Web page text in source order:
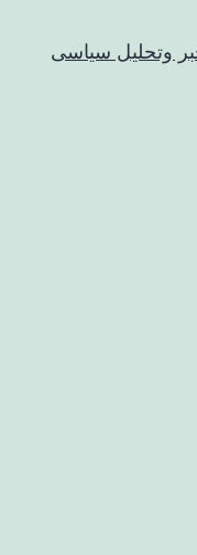
وتحلیل سیاسی